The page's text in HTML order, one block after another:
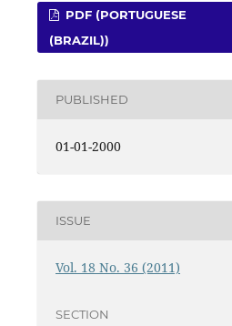
PDF (PORTUGUESE
(BRAZIL))
PUBLISHED
01-01-2000
ISSUE
Vol. 18 No. 36 (2011)
SECTION